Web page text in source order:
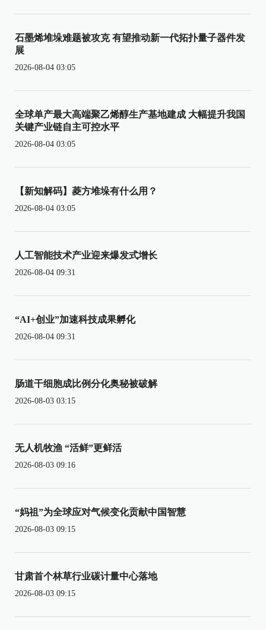
石墨烯堆垛难题被攻克 有望推动新一代拓扑量子器件发
展
2026-08-04 03:05
全球单产最大高端聚乙烯醇生产基地建成 大幅提升我国
关键产业链自主可控水平
2026-08-04 03:05
【新知解码】菱方堆垛有什么用？
2026-08-04 03:05
人工智能技术产业迎来爆发式增长
2026-08-04 09:31
“AI+创业”加速科技成果孵化
2026-08-04 09:31
肠道干细胞成比例分化奥秘被破解
2026-08-03 03:15
无人机牧渔 “活鲜”更鲜活
2026-08-03 09:16
“妈祖”为全球应对气候变化贡献中国智慧
2026-08-03 09:15
甘肃首个林草行业碳计量中心落地
2026-08-03 09:15